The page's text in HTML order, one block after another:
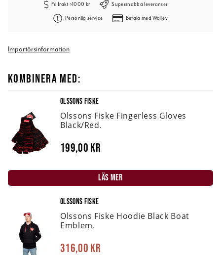
Fri frakt >1000 kr Supersnabba leveranser
Personlig service Betala med Walley
Importörsinformation
KOMBINERA MED:
OLSSONS FISKE
Olssons Fiske Fingerless Gloves
Black/Red.
199,00 kr
LÄS MER
OLSSONS FISKE
Olssons Fiske Hoodie Black Boat
Emblem.
316,00 kr